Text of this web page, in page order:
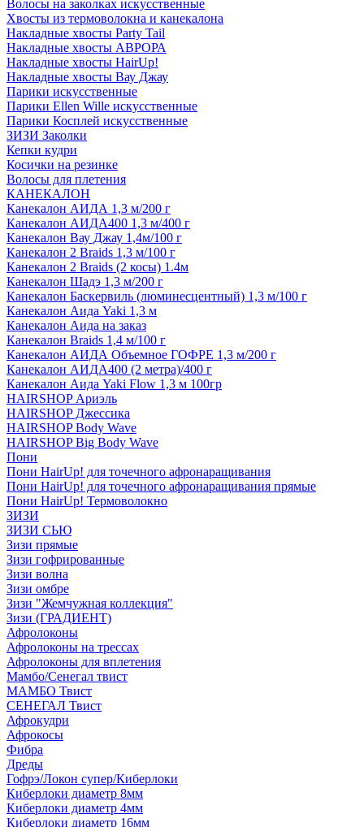
Волосы на заколках искусственные
Хвосты из термоволокна и канекалона
Накладные хвосты Party Tail
Накладные хвосты АВРОРА
Накладные хвосты HairUp!
Накладные хвосты Вау Джау
Парики искусственные
Парики Ellen Wille искусственные
Парики Косплей искусственные
ЗИЗИ Заколки
Кепки кудри
Косички на резинке
Волосы для плетения
КАНЕКАЛОН
Канекалон АИДА 1,3 м/200 г
Канекалон АИДА400 1,3 м/400 г
Канекалон Вау Джау 1,4м/100 г
Канекалон 2 Braids 1,3 м/100 г
Канекалон 2 Braids (2 косы) 1.4м
Канекалон Шадэ 1,3 м/200 г
Канекалон Баскервиль (люминесцентный) 1,3 м/100 г
Канекалон Аида Yaki 1,3 м
Канекалон Аида на заказ
Канекалон Braids 1,4 м/100 г
Канекалон АИДА Объемное ГОФРЕ 1,3 м/200 г
Канекалон АИДА400 (2 метра)/400 г
Канекалон Аида Yaki Flow 1,3 м 100гр
HAIRSHOP Ариэль
HAIRSHOP Джессика
HAIRSHOP Body Wave
HAIRSHOP Big Body Wave
Пони
Пони HairUp! для точечного афронаращивания
Пони HairUp! для точечного афронаращивания прямые
Пони HairUp! Термоволокно
ЗИЗИ
ЗИЗИ СЬЮ
Зизи прямые
Зизи гофрированные
Зизи волна
Зизи омбре
Зизи "Жемчужная коллекция"
Зизи (ГРАДИЕНТ)
Афролоконы
Афролоконы на трессах
Афролоконы для вплетения
Мамбо/Сенегал твист
МАМБО Твист
СЕНЕГАЛ Твист
Афрокудри
Афрокосы
Фибра
Дреды
Гофрэ/Локон супер/Киберлоки
Киберлоки диаметр 8мм
Киберлоки диаметр 4мм
Киберлоки диаметр 16мм